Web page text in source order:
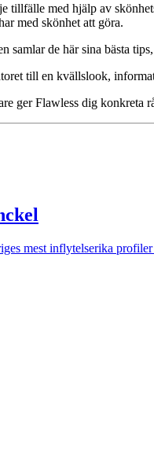
tillfälle med hjälp av
med skönhet att göra.
samlar de här sina bästa
till en kvällslook,
ger Flawless dig
mest inflytelserika